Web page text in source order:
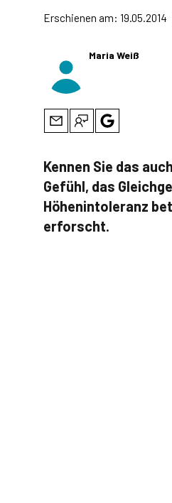
Erschienen am: 19.05.2014
Maria Weiß
Kennen Sie das
Gefühl, das
Höhenintoleranz
erforscht.